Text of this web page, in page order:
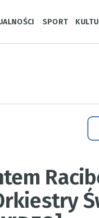
SPORT